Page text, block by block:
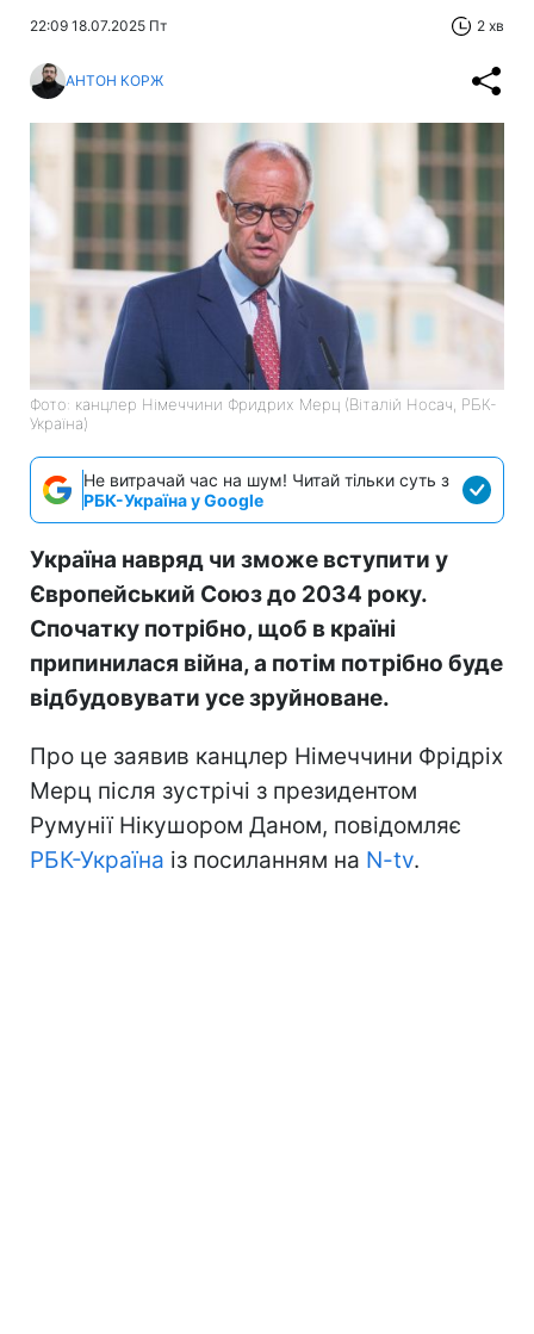
22:09 18.07.2025 Пт 2 хв
АНТОН КОРЖ
Фото: канцлер Німеччини Фридрих Мерц (Віталій Носач, РБК-
Україна)
Не витрачай час на шум! Читай тільки суть з
РБК-Україна у Google
Україна навряд чи зможе вступити у
Європейський Союз до 2034 року.
Спочатку потрібно, щоб в країні
припинилася війна, а потім потрібно буде
відбудовувати усе зруйноване.
Про це заявив канцлер Німеччини Фрідріх
Мерц після зустрічі з президентом
Румунії Нікушором Даном, повідомляє
РБК-Україна із посиланням на N-tv.